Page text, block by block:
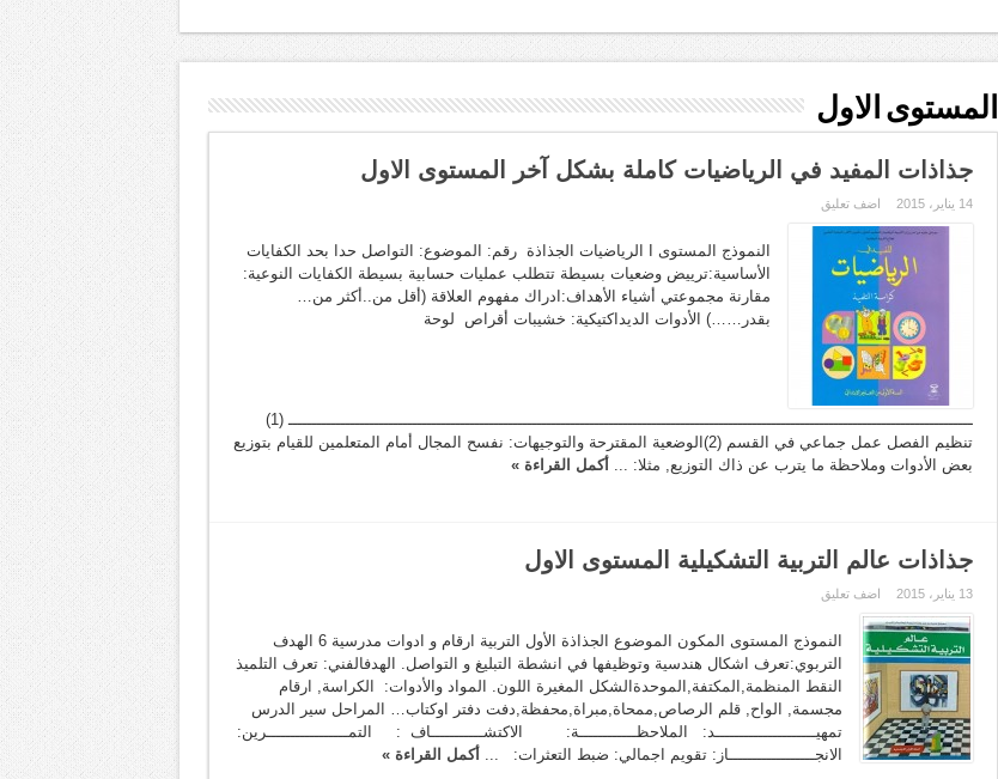
المستوى الاول
جذاذات المفيد في الرياضيات كاملة بشكل آخر المستوى الاول
14 يناير، 2015 اضف تعليق
النموذج المستوى I الرياضيات الجذاذة رقم: الموضوع: التواصل حدا بحد الكفايات
الأساسية:ترييض وضعيات بسيطة تتطلب عمليات حسابية بسيطة الكفايات النوعية:
مقارنة مجموعتي أشياء الأهداف:ادراك مفهوم العلاقة (أقل من..أكثر من…
بقدر……) الأدوات الديداكتيكية: خشيبات أقراص لوحة
ـــــــــــــــــــــــــــــــــــــــــــــــــــــــــــــــــــــــــــــــــــــــــــــــــــــــــــــــــــــــــــــــــــــــــــــــ (1)
تنظيم الفصل عمل جماعي في القسم (2)الوضعية المقترحة والتوجيهات: نفسح المجال أمام المتعلمين للقيام بتوزيع
بعض الأدوات وملاحظة ما يترب عن ذاك التوزيع, مثلا: ... أكمل القراءة »
جذاذات عالم التربية التشكيلية المستوى الاول
13 يناير، 2015 اضف تعليق
النموذج المستوى المكون الموضوع الجذاذة الأول التربية ارقام و ادوات مدرسية 6 الهدف
التربوي:تعرف اشكال هندسية وتوظيفها في انشطة التبليغ و التواصل. الهدفالفني: تعرف التلميذ
النقط المنظمة,المكتفة,الموحدةالشكل المغيرة اللون. المواد والأدوات: الكراسة, ارقام
مجسمة, الواح, قلم الرصاص,ممحاة,مبراة,محفظة,دفت دفتر اوكتاب… المراحل سير الدرس
تمهيـــــــــــــــــــــد: الملاحظــــــــــــة: الاكتشـــــــــــاف : التمـــــــــــــــــرين:
الانجــــــــــــــــــاز: تقويم اجمالي: ضبط التعثرات: ... أكمل القراءة »